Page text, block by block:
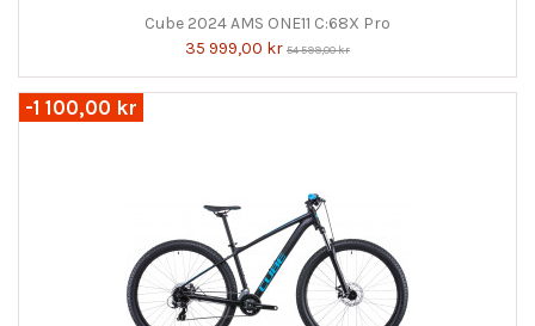
Cube 2024 AMS ONE11 C:68X Pro
35 999,00 kr 54 599,00 kr
-1 100,00 kr